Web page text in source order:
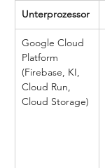
Unterprozessor
Google Cloud
Platform
(Firebase, KI,
Cloud Run,
Cloud Storage)